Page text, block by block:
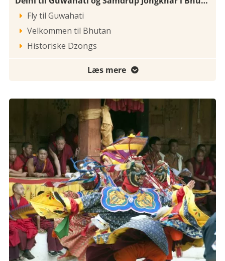
 Fly til Guwahati
 Velkommen til Bhutan
 Historiske Dzongs
Læs mere 